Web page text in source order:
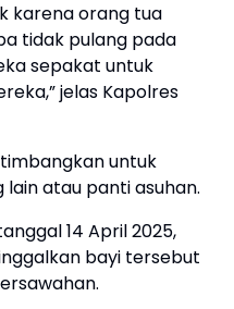
karena orang tua
tidak pulang pada
sepakat untuk
jelas Kapolres
untuk
atau panti asuhan.
14 April 2025,
bayi tersebut